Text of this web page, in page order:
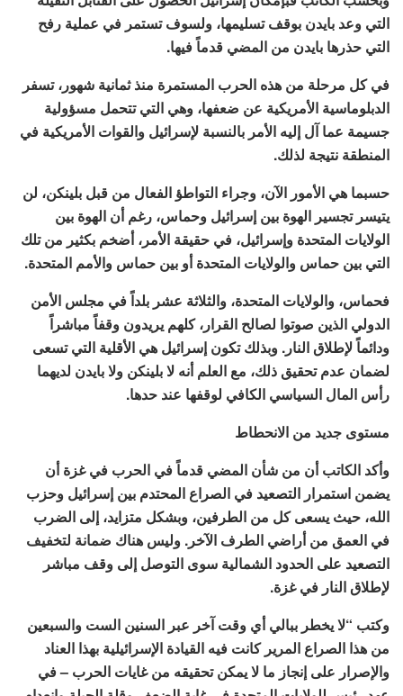
التي وعد بايدن بوقف تسليمها، ولسوف تستمر في عملية رفح
التي حذرها بايدن من المضي قدماً فيها.
في كل مرحلة من هذه الحرب المستمرة منذ ثمانية شهور، تسفر
الدبلوماسية الأمريكية عن ضعفها، وهي التي تتحمل مسؤولية
جسيمة عما آل إليه الأمر بالنسبة لإسرائيل والقوات الأمريكية في
المنطقة نتيجة لذلك.
حسبما هي الأمور الآن، وجراء التواطؤ الفعال من قبل بلينكن، لن
يتيسر تجسير الهوة بين إسرائيل وحماس، رغم أن الهوة بين
الولايات المتحدة وإسرائيل، في حقيقة الأمر، أضخم بكثير من تلك
التي بين حماس والولايات المتحدة أو بين حماس والأمم المتحدة.
فحماس، والولايات المتحدة، والثلاثة عشر بلداً في مجلس الأمن
الدولي الذين صوتوا لصالح القرار، كلهم يريدون وقفاً مباشراً
ودائماً لإطلاق النار. وبذلك تكون إسرائيل هي الأقلية التي تسعى
لضمان عدم تحقيق ذلك، مع العلم أنه لا بلينكن ولا بايدن لديهما
رأس المال السياسي الكافي لوقفها عند حدها.
مستوى جديد من الانحطاط
وأكد الكاتب أن من شأن المضي قدماً في الحرب في غزة أن
يضمن استمرار التصعيد في الصراع المحتدم بين إسرائيل وحزب
الله، حيث يسعى كل من الطرفين، وبشكل متزايد، إلى الضرب
في العمق من أراضي الطرف الآخر. وليس هناك ضمانة لتخفيف
التصعيد على الحدود الشمالية سوى التوصل إلى وقف مباشر
لإطلاق النار في غزة.
وكتب “لا يخطر ببالي أي وقت آخر عبر السنين الست والسبعين
من هذا الصراع المرير كانت فيه القيادة الإسرائيلية بهذا العناد
والإصرار على إنجاز ما لا يمكن تحقيقه من غايات الحرب – في